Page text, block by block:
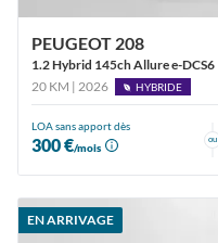
PEUGEOT 208
1.2 Hybrid 145ch Allure e-DCS6
20 KM | 2026
HYBRIDE
LOA sans apport dès
300 €/mois
ou
EN ARRIVAGE